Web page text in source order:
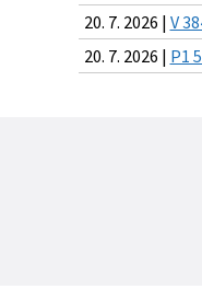
20. 7. 2026 | V
20. 7. 2026 | P1